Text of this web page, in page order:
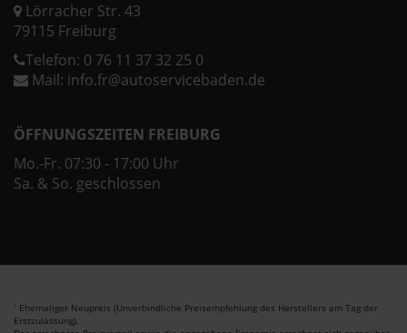
Lörracher Str. 43
79115 Freiburg
Telefon: 0 76 11 37 32 25 0
Mail: info.fr@autoservicebaden.de
ÖFFNUNGSZEITEN FREIBURG
Mo.-Fr. 07:30 - 17:00 Uhr
Sa. & So. geschlossen
1 Ehemaliger Neupreis (Unverbindliche Preisempfehlung des Herstellers am Tag der
Erstzulassung).